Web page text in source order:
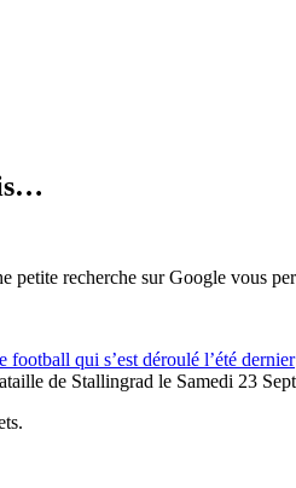
recherche sur Google vous
football qui s’est déroulé l’été dernier
de Stallingrad le Samedi 23